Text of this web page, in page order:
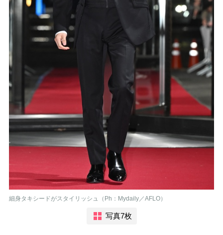
細身タキシードがスタイリッシュ（Ph：Mydaily／AFLO）
写真7枚